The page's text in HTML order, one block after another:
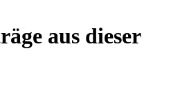
aus dieser